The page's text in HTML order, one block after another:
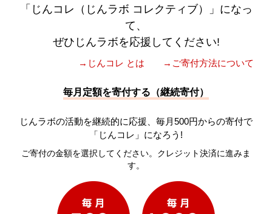
「じんコレ（じんラボ コレクティブ）」になっ
て、
ぜひじんラボを応援してください!
→じんコレ とは →ご寄付方法について
毎月定額を寄付する（継続寄付）
じんラボの活動を継続的に応援、毎月500円からの寄付で
「じんコレ」になろう!
ご寄付の金額を選択してください。クレジット決済に進みま
す。